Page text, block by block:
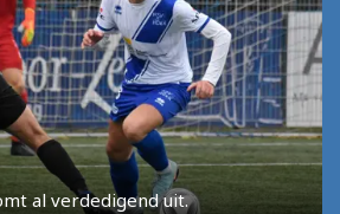
al verdedigend uit.